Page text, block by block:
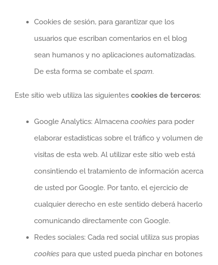
Cookies de sesión, para garantizar que los
usuarios que escriban comentarios en el blog
sean humanos y no aplicaciones automatizadas.
De esta forma se combate el spam.
Este sitio web utiliza las siguientes cookies de terceros:
Google Analytics: Almacena cookies para poder
elaborar estadísticas sobre el tráfico y volumen de
visitas de esta web. Al utilizar este sitio web está
consintiendo el tratamiento de información acerca
de usted por Google. Por tanto, el ejercicio de
cualquier derecho en este sentido deberá hacerlo
comunicando directamente con Google.
Redes sociales: Cada red social utiliza sus propias
cookies para que usted pueda pinchar en botones